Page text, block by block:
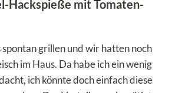
Hackspieße mit Tomaten-
grillen und wir hatten noch
im Haus. Da habe ich ein wenig
ich könnte doch einfach diese